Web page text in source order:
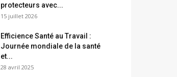
protecteurs avec...
15 juillet 2026
Efficience Santé au Travail :
Journée mondiale de la santé
et...
28 avril 2025